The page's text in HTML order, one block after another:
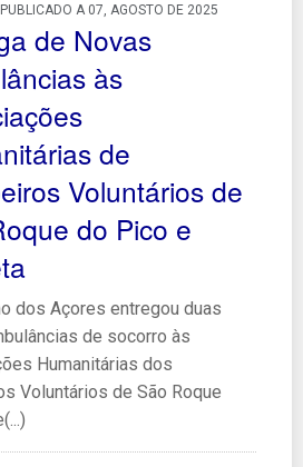
A 07, AGOSTO DE 2025
de Novas
às
de
Voluntários de
do Pico e
dos Açores entregou duas
de socorro às
Humanitárias dos
Voluntários de São Roque